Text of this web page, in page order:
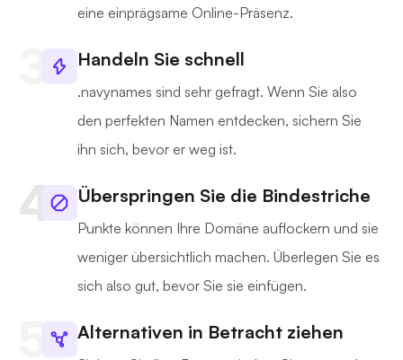
eine einprägsame Online-Präsenz.
Handeln Sie schnell
.navynames sind sehr gefragt. Wenn Sie also
den perfekten Namen entdecken, sichern Sie
ihn sich, bevor er weg ist.
Überspringen Sie die Bindestriche
Punkte können Ihre Domäne auflockern und sie
weniger übersichtlich machen. Überlegen Sie es
sich also gut, bevor Sie sie einfügen.
Alternativen in Betracht ziehen